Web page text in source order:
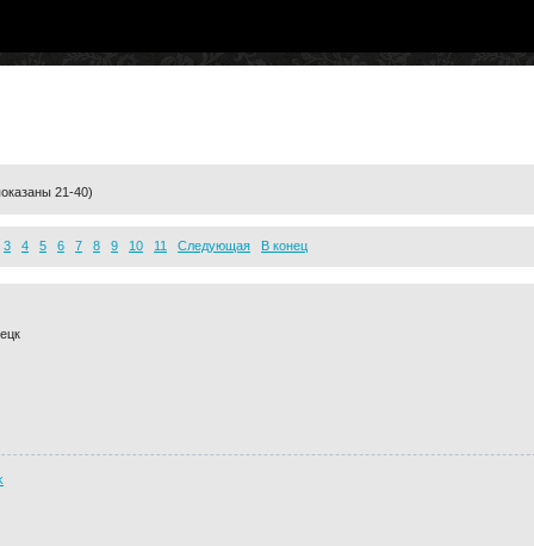
21-40)
3 4 5 6 7 8 9 10 11 Следующая В конец